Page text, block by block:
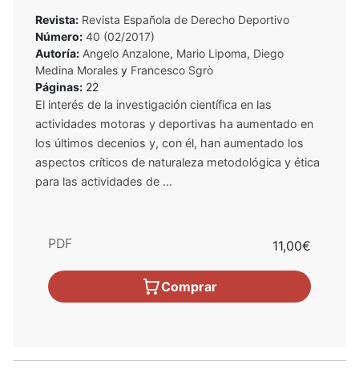
Revista: Revista Española de Derecho Deportivo
Número: 40 (02/2017)
Autoría: Angelo Anzalone, Mario Lipoma, Diego
Medina Morales y Francesco Sgrò
Páginas: 22
El interés de la investigación científica en las
actividades motoras y deportivas ha aumentado en
los últimos decenios y, con él, han aumentado los
aspectos críticos de naturaleza metodológica y ética
para las actividades de ...
PDF 11,00€
Comprar